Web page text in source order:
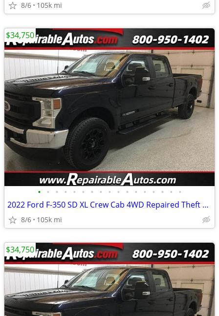
8/6 105k mi
• • • • • • • • • • • • • • • • •
2022 Ford F-350 SD XL Crew Cab 4WD Repaired Theft Damage
8/6 105k mi
$34,750
$34,750